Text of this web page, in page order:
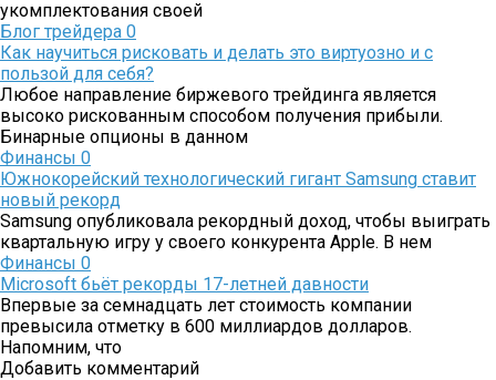
укомплектования своей
Блог трейдера 0
Как научиться рисковать и делать это виртуозно и с
пользой для себя?
Любое направление биржевого трейдинга является
высоко рискованным способом получения прибыли.
Бинарные опционы в данном
Финансы 0
Южнокорейский технологический гигант Samsung ставит
новый рекорд
Samsung опубликовала рекордный доход, чтобы выиграть
квартальную игру у своего конкурента Apple. В нем
Финансы 0
Microsoft бьёт рекорды 17-летней давности
Впервые за семнадцать лет стоимость компании
превысила отметку в 600 миллиардов долларов.
Напомним, что
Добавить комментарий